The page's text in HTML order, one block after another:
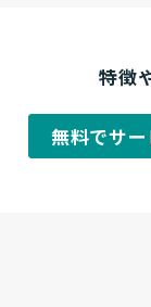
特徴
無料でサ